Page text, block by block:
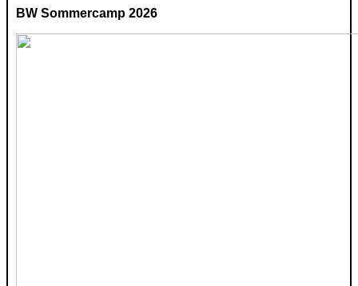
BW Sommercamp 2026